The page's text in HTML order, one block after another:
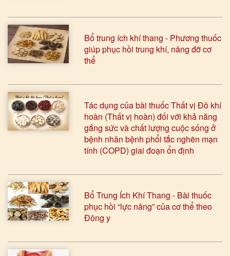
Bổ trung ích khí thang - Phương thuốc
giúp phục hồi trung khí, nâng đỡ cơ
thể
Tác dụng của bài thuốc Thất vị Đô khí
hoàn (Thất vị hoàn) đối với khả năng
gắng sức và chất lượng cuộc sống ở
bệnh nhân bệnh phổi tắc nghẽn mạn
tính (COPD) giai đoạn ổn định
Bổ Trung Ích Khí Thang - Bài thuốc
phục hồi “lực nâng” của cơ thể theo
Đông y